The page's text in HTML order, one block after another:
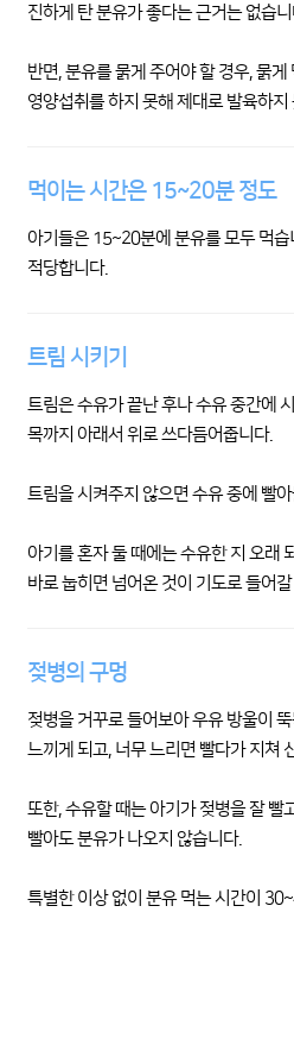
진하게 탄 분유가 좋다는 근거는 없습
반면, 분유를 묽게 주어야 할 경우, 묽
영양섭취를 하지 못해 제대로 발육하지
먹이는 시간은 15~20분 정도
아기들은 15~20분에 분유를 모두 먹
적당합니다.
트림 시키기
트림은 수유가 끝난 후나 수유 중간에
목까지 아래서 위로 쓰다듬어줍니다.
트림을 시켜주지 않으면 수유 중에 빨
아기를 혼자 둘 때에는 수유한 지 오래
바로 눕히면 넘어온 것이 기도로 들어
젖병의 구멍
젖병을 거꾸로 들어보아 우유 방울이
느끼게 되고, 너무 느리면 빨다가 지쳐
또한, 수유할 때는 아기가 젖병을 잘 빨
빨아도 분유가 나오지 않습니다.
특별한 이상 없이 분유 먹는 시간이